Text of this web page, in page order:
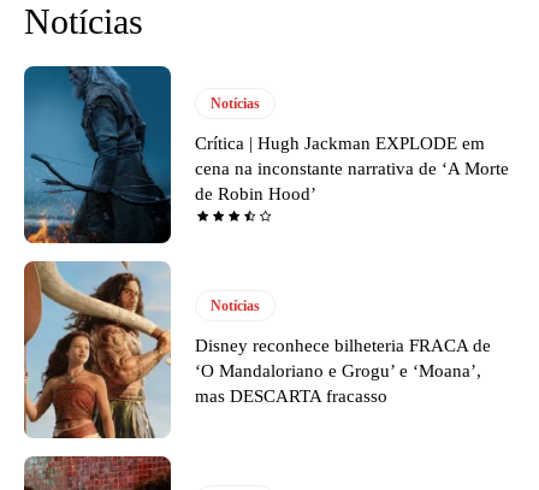
Notícias
Notícias
Crítica | Hugh Jackman EXPLODE em
cena na inconstante narrativa de ‘A Morte
de Robin Hood’
Notícias
Disney reconhece bilheteria FRACA de
‘O Mandaloriano e Grogu’ e ‘Moana’,
mas DESCARTA fracasso